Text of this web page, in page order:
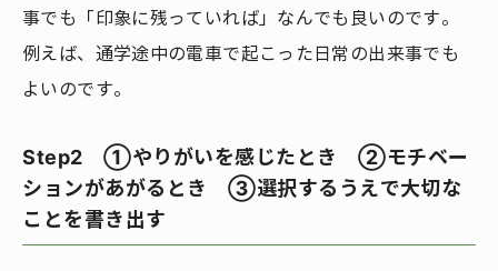
事でも「印象に残っていれば」なんでも良いのです。
例えば、通学途中の電車で起こった日常の出来事でも
よいのです。
Step2 ①やりがいを感じたとき ②モチベー
ションがあがるとき ③選択するうえで大切な
ことを書き出す